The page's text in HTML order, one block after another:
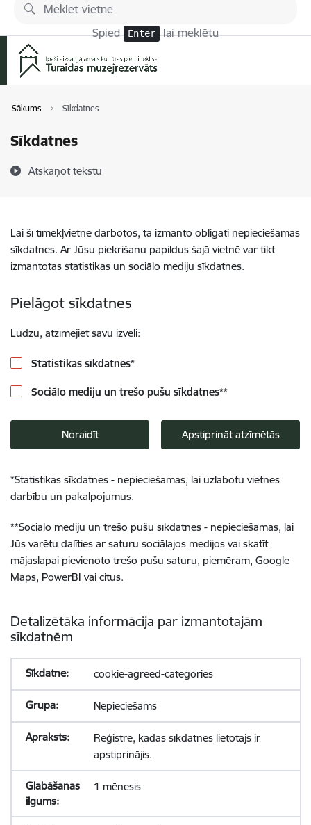
Pāriet uz lapas saturu
Spied Enter lai meklētu
Sākums Sīkdatnes
Sīkdatnes
Atskaņot tekstu
Lai šī tīmekļvietne darbotos, tā izmanto obligāti nepieciešamās
sīkdatnes. Ar Jūsu piekrišanu papildus šajā vietnē var tikt
izmantotas statistikas un sociālo mediju sīkdatnes.
Pielāgot sīkdatnes
Lūdzu, atzīmējiet savu izvēli:
Statistikas sīkdatnes*
Sociālo mediju un trešo pušu sīkdatnes**
Noraidīt Apstiprināt atzīmētās
*Statistikas sīkdatnes - nepieciešamas, lai uzlabotu vietnes
darbību un pakalpojumus.
**Sociālo mediju un trešo pušu sīkdatnes - nepieciešamas, lai
Jūs varētu dalīties ar saturu sociālajos medijos vai skatīt
mājaslapai pievienoto trešo pušu saturu, piemēram, Google
Maps, PowerBI vai citus.
Detalizētāka informācija par izmantotajām
sīkdatnēm
cookie-agreed-categories
Nepieciešams
Reģistrē, kādas sīkdatnes lietotājs ir
apstiprinājis.
1 mēnesis